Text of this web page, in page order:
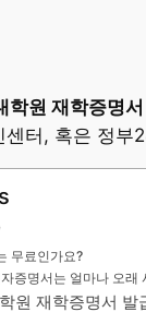
학원 재학증명
터, 혹은 정부
무료인가요?
증명서는 얼마나 오래
원 재학증명서 발